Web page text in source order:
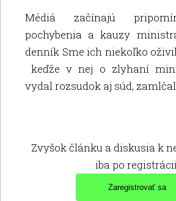
Médiá začínajú
pochybenia a kauzy
denník Sme ich niekoľko
keďže v nej o zlyhaní
vydal rozsudok aj súd,
Zvyšok článku a diskusia k
iba po